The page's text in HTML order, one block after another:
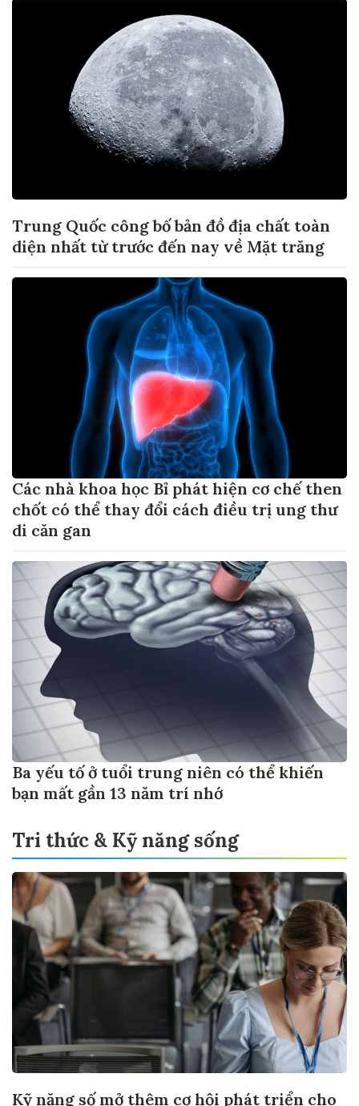
Trung Quốc công bố bản đồ địa chất toàn
diện nhất từ trước đến nay về Mặt trăng
Các nhà khoa học Bỉ phát hiện cơ chế then
chốt có thể thay đổi cách điều trị ung thư
di căn gan
Ba yếu tố ở tuổi trung niên có thể khiến
bạn mất gần 13 năm trí nhớ
Tri thức & Kỹ năng sống
Kỹ năng số mở thêm cơ hội phát triển cho